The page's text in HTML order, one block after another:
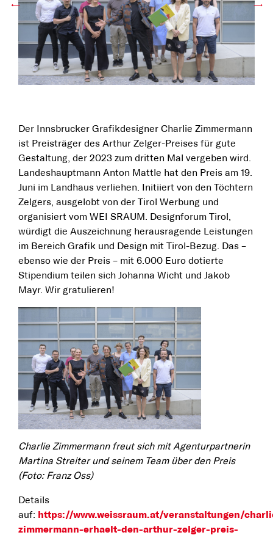
← →
Der Innsbrucker Grafikdesigner Charlie Zimmermann
ist Preisträger des Arthur Zelger-Preises für gute
Gestaltung, der 2023 zum dritten Mal vergeben wird.
Landeshauptmann Anton Mattle hat den Preis am 19.
Juni im Landhaus verliehen. Initiiert von den Töchtern
Zelgers, ausgelobt von der Tirol Werbung und
organisiert vom WEI SRAUM. Designforum Tirol,
würdigt die Auszeichnung herausragende Leistungen
im Bereich Grafik und Design mit Tirol-Bezug. Das –
ebenso wie der Preis – mit 6.000 Euro dotierte
Stipendium teilen sich Johanna Wicht und Jakob
Mayr. Wir gratulieren!
Charlie Zimmermann freut sich mit Agenturpartnerin
Martina Streiter und seinem Team über den Preis
(Foto: Franz Oss)
Details
auf: https://www.weissraum.at/veranstaltungen/
zimmermann-erhaelt-den-arthur-zelger-preis-